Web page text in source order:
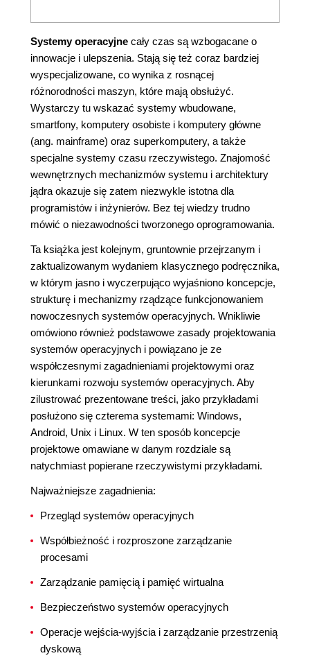
Systemy operacyjne cały czas są wzbogacane o
innowacje i ulepszenia. Stają się też coraz bardziej
wyspecjalizowane, co wynika z rosnącej
różnorodności maszyn, które mają obsłużyć.
Wystarczy tu wskazać systemy wbudowane,
smartfony, komputery osobiste i komputery główne
(ang. mainframe) oraz superkomputery, a także
specjalne systemy czasu rzeczywistego. Znajomość
wewnętrznych mechanizmów systemu i architektury
jądra okazuje się zatem niezwykle istotna dla
programistów i inżynierów. Bez tej wiedzy trudno
mówić o niezawodności tworzonego oprogramowania.
Ta książka jest kolejnym, gruntownie przejrzanym i
zaktualizowanym wydaniem klasycznego podręcznika,
w którym jasno i wyczerpująco wyjaśniono koncepcje,
strukturę i mechanizmy rządzące funkcjonowaniem
nowoczesnych systemów operacyjnych. Wnikliwie
omówiono również podstawowe zasady projektowania
systemów operacyjnych i powiązano je ze
współczesnymi zagadnieniami projektowymi oraz
kierunkami rozwoju systemów operacyjnych. Aby
zilustrować prezentowane treści, jako przykładami
posłużono się czterema systemami: Windows,
Android, Unix i Linux. W ten sposób koncepcje
projektowe omawiane w danym rozdziale są
natychmiast popierane rzeczywistymi przykładami.
Najważniejsze zagadnienia:
Przegląd systemów operacyjnych
Współbieżność i rozproszone zarządzanie
procesami
Zarządzanie pamięcią i pamięć wirtualna
Bezpieczeństwo systemów operacyjnych
Operacje wejścia-wyjścia i zarządzanie przestrzenią
dyskową